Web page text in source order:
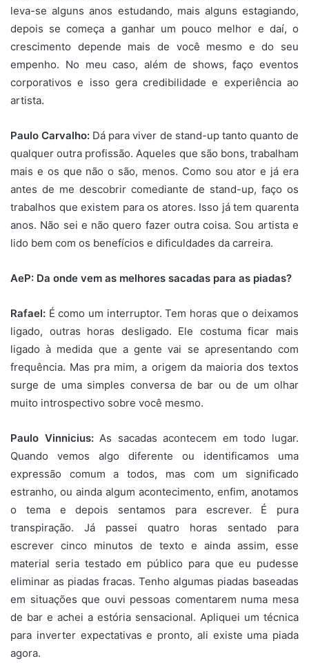
leva-se alguns anos estudando, mais alguns estagiando,
depois se começa a ganhar um pouco melhor e daí, o
crescimento depende mais de você mesmo e do seu
empenho. No meu caso, além de shows, faço eventos
corporativos e isso gera credibilidade e experiência ao
artista.
Paulo Carvalho: Dá para viver de stand-up tanto quanto de
qualquer outra profissão. Aqueles que são bons, trabalham
mais e os que não o são, menos. Como sou ator e já era
antes de me descobrir comediante de stand-up, faço os
trabalhos que existem para os atores. Isso já tem quarenta
anos. Não sei e não quero fazer outra coisa. Sou artista e
lido bem com os benefícios e dificuldades da carreira.
AeP: Da onde vem as melhores sacadas para as piadas?
Rafael: É como um interruptor. Tem horas que o deixamos
ligado, outras horas desligado. Ele costuma ficar mais
ligado à medida que a gente vai se apresentando com
frequência. Mas pra mim, a origem da maioria dos textos
surge de uma simples conversa de bar ou de um olhar
muito introspectivo sobre você mesmo.
Paulo Vinnicius:As sacadas acontecem em todo lugar.
Quando vemos algo diferente ou identificamos uma
expressão comum a todos, mas com um significado
estranho, ou ainda algum acontecimento, enfim, anotamos
o tema e depois sentamos para escrever. É pura
transpiração. Já passei quatro horas sentado para
escrever cinco minutos de texto e ainda assim, esse
material seria testado em público para que eu pudesse
eliminar as piadas fracas. Tenho algumas piadas baseadas
em situações que ouvi pessoas comentarem numa mesa
de bar e achei a estória sensacional. Apliquei um técnica
para inverter expectativas e pronto, ali existe uma piada
agora.